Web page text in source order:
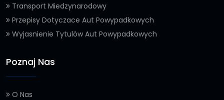
Transport Miedzynarodowy
Przepisy Dotyczace Aut Powypadkowych
Wyjasnienie Tytulów Aut Powypadkowych
Poznaj Nas
O Nas